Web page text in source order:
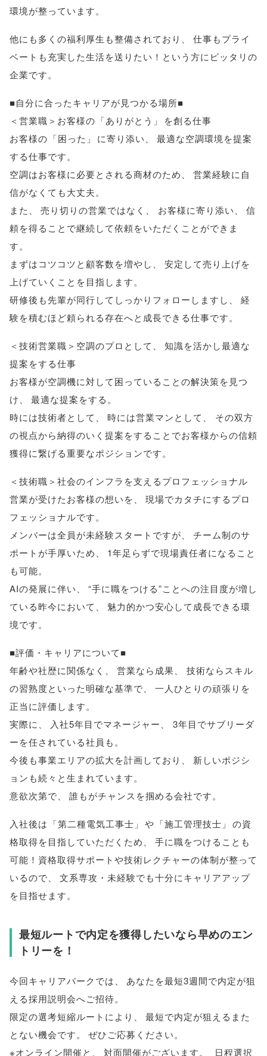
環境が整っています。
他にも多くの福利厚生も整備されており
仕事もプライ
ベートも充実した生活を送りたい！という方にピッタリの
企業です。
■自分に合ったキャリアが見つかる場所■
＜営業職＞お客様の 「ありがとう 」
を創る仕事
お客様の 「困った 」 に寄り添い
最適な空調環境を提案
する仕事です。
空調はお客様に必要とされる商材のため
営業経験に自
信がなくても大丈夫。
また
売り切りの営業ではなく お客様に寄り添い
信
頼を得ることで継続して依頼をいただくことができま
す。
まずはコツコツと顧客数を増やし
安定して売り上げを
上げていくことを目指します。
研修後も先輩が同行してしっかりフォローしますし
経
験を積むほど頼られる存在へと成長できる仕事です。
＜技術営業職＞空調のプロとして
知識を活かし最適な
提案をする仕事
お客様が空調機に対して困っていることの解決策を見つ
け
最適な提案をする 。
時には技術者として
時には営業マンとして
その双方
の視点から納得のいく提案をすることでお客様からの信頼
獲得に繋げる重要なポジションです。
＜技術職＞社会のインフラを支えるプロフェッショナル
営業が受けたお客様の想いを
現場でカタチにするプロ
フェッショナルです。
メンバーは全員が未経験スタートですが
チーム制のサ
ポートが手厚いため
1年足らずで現場責任者になること
も可能。
AIの発展に伴い
“手に職をつける”ことへの注目度が増し
ている昨今において
魅力的かつ安心して成長できる環
境です。
■評価・キャリアについて■
年齢や社歴に関係なく
営業なら成果
技術ならスキル
の習熟度といった明確な基準で
一人ひとりの頑張りを
正当に評価します。
実際に
入社5年目でマネージャー
3年目でサブリーダ
ーを任されている社員も 。
今後も事業エリアの拡大を計画しており
新しいポジシ
ョンも続々と生まれています。
意欲次第で
誰もがチャンスを掴める会社です。
入社後は 「第二種電気工事士 」 や 「施工管理技士 」 の資
格取得を目指していただくため
手に職をつけることも
可能！資格取得サポートや技術レクチャーの体制が整って
いるので
文系専攻・未経験でも十分にキャリアアップ
を目指せます。
最短ルートで内定を獲得したいなら早めのエン
トリーを！
今回キャリアパークでは
あなたを最短3週間で内定が狙
える採用説明会へご招待。
限定の選考短縮ルートにより
最短で内定が狙えるまた
とない機会です。 ぜひご応募ください。
※オンライン開催と
対面開催がございます。 日程選択